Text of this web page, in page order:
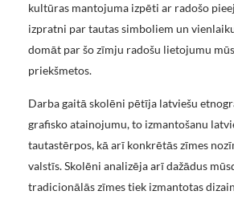
kultūras mantojuma izpēti ar radošo
izpratni par tautas simboliem un
domāt par šo zīmju radošu lietojumu
priekšmetos.
Darba gaitā skolēni pētīja latviešu
grafisko atainojumu, to izmantošanu
tautastērpos, kā arī konkrētās zīmes
valstīs. Skolēni analizēja arī dažādus
tradicionālās zīmes tiek izmantotas